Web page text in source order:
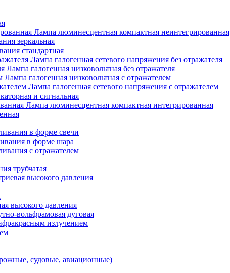
Лампа люминесцентная компактная неинтегрированная
зеркальная
стандартная
Лампа галогенная сетевого напряжения без отражателя
Лампа галогенная низковольтная без отражателя
Лампа галогенная низковольтная с отражателем
Лампа галогенная сетевого напряжения с отражателем
и сигнальная
Лампа люминесцентная компактная интегрированная
в форме свечи
в форме шара
с отражателем
трубчатая
высокого давления
высокого давления
вольфрамовая дуговая
излучением
судовые, авиационные)